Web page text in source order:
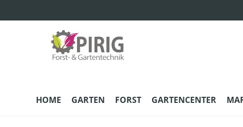
HOME GARTEN FORST GARTENCENTER